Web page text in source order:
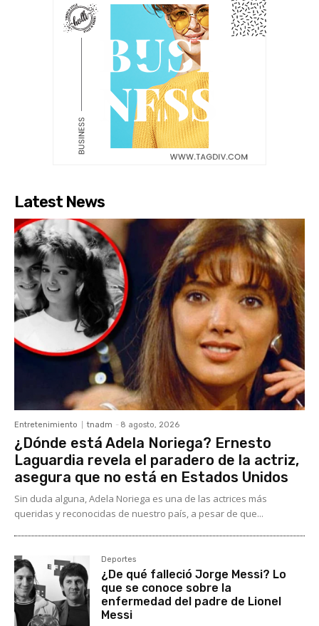
Latest News
Entretenimiento tnadm - 8 agosto, 2026
¿Dónde está Adela Noriega? Ernesto
Laguardia revela el paradero de la actriz,
asegura que no está en Estados Unidos
Sin duda alguna, Adela Noriega es una de las actrices más
queridas y reconocidas de nuestro país, a pesar de que...
Deportes
¿De qué falleció Jorge Messi? Lo
que se conoce sobre la
enfermedad del padre de Lionel
Messi